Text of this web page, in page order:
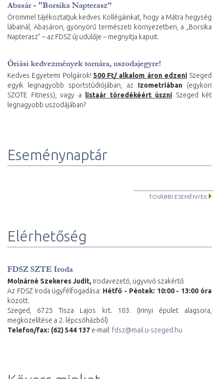
Abasár - "Borsika Napterasz”
Örömmel tájékoztatjuk kedves Kollégáinkat, hogy a Mátra hegység
lábainál, Abasáron, gyönyörű természeti környezetben, a „Borsika
Napterasz” – az FDSZ új üdülője – megnyitja kapuit.
Óriási kedvezmények tornára, uszodajegyre!
Kedves Egyetemi Polgárok! 500 Ft/ alkalom áron edzeniSzeged
egyik legnagyobb sportstúdiójában, az Izometriában (egykori
SZOTE Fitness), vagy a listaár töredékéért úszni Szeged két
legnagyobb uszodájában?
Eseménynaptár
TOVÁBBI ESEMÉNYEK
Elérhetőség
FDSZ SZTE Iroda
Molnárné Szekeres Judit, irodavezető, ügyvivő szakértő
Az FDSZ Iroda ügyfélfogadása: Hétfő - Péntek: 10:00 - 13:00 óra
között.
Szeged, 6725 Tisza Lajos krt. 103. (Irinyi épület alagsora,
megközelítése a 2. lépcsőházból)
Telefon/fax: (62) 544 137 e-mail: fdsz@mail.u-szeged.hu